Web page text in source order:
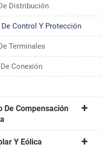
Distribución
De Control Y Protección
Terminales
Conexión
De Compensación
Y Eólica